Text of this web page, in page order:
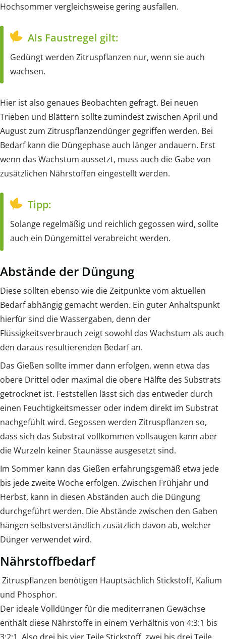
Hochsommer vergleichsweise gering ausfallen.
Als Faustregel gilt:
Gedüngt werden Zitruspflanzen nur, wenn sie auch
wachsen.
Hier ist also genaues Beobachten gefragt. Bei neuen
Trieben und Blättern sollte zumindest zwischen April und
August zum Zitruspflanzendünger gegriffen werden. Bei
Bedarf kann die Düngephase auch länger andauern. Erst
wenn das Wachstum aussetzt, muss auch die Gabe von
zusätzlichen Nährstoffen eingestellt werden.
Tipp:
Solange regelmäßig und reichlich gegossen wird, sollte
auch ein Düngemittel verabreicht werden.
Abstände der Düngung
Diese sollten ebenso wie die Zeitpunkte vom aktuellen
Bedarf abhängig gemacht werden. Ein guter Anhaltspunkt
hierfür sind die Wassergaben, denn der
Flüssigkeitsverbrauch zeigt sowohl das Wachstum als auch
den daraus resultierenden Bedarf an.
Das Gießen sollte immer dann erfolgen, wenn etwa das
obere Drittel oder maximal die obere Hälfte des Substrats
getrocknet ist. Feststellen lässt sich das entweder durch
einen Feuchtigkeitsmesser oder indem direkt im Substrat
nachgefühlt wird. Gegossen werden Zitruspflanzen so,
dass sich das Substrat vollkommen vollsaugen kann aber
die Wurzeln keiner Staunässe ausgesetzt sind.
Im Sommer kann das Gießen erfahrungsgemäß etwa jede
bis jede zweite Woche erfolgen. Zwischen Frühjahr und
Herbst, kann in diesen Abständen auch die Düngung
durchgeführt werden. Die Abstände zwischen den Gaben
hängen selbstverständlich zusätzlich davon ab, welcher
Dünger verwendet wird.
Nährstoffbedarf
Zitruspflanzen benötigen Hauptsächlich Stickstoff, Kalium
und Phosphor.
Der ideale Volldünger für die mediterranen Gewächse
enthält diese Nährstoffe in einem Verhältnis von 4:3:1 bis